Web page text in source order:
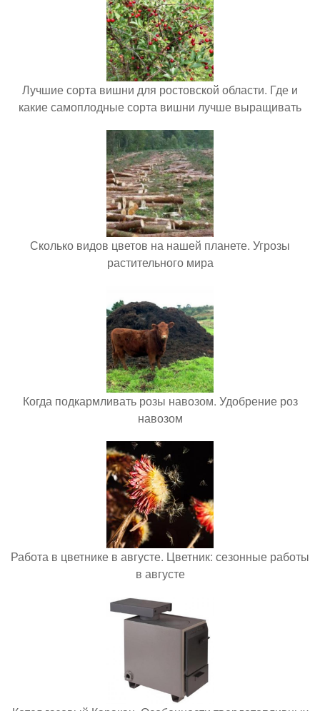
Лучшие сорта вишни для ростовской области. Где и
какие самоплодные сорта вишни лучше выращивать
Сколько видов цветов на нашей планете. Угрозы
растительного мира
Когда подкармливать розы навозом. Удобрение роз
навозом
Работа в цветнике в августе. Цветник: сезонные работы
в августе